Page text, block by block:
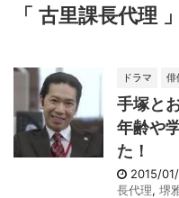
「 古里課長代理
ドラマ 俳
手塚と
年齢や
た！
2015/
長代理, 堺